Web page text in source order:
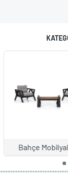
Berjer